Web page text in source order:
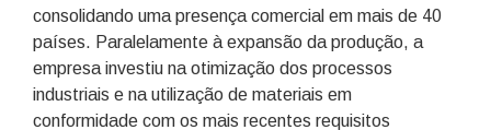
consolidando uma presença comercial em mais de 40
países. Paralelamente à expansão da produção, a
empresa investiu na otimização dos processos
industriais e na utilização de materiais em
conformidade com os mais recentes requisitos